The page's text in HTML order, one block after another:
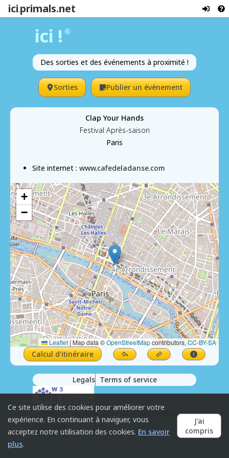
ici.primals.net
ici ! ®
Des sorties et des événements à proximité !
Sorties Publier un événement
Clap Your Hands
Festival Après-saison
Paris
Site internet : www.cafedeladanse.com
+
−
Leaflet | Map data ©OpenStreetMapcontributors,CC-BY-SA
Calcul d'itinéraire
Legals Terms of service
Ce site utilise des cookies pour améliorer votre
expérience. En continuant à naviguer, vous
acceptez notre utilisation des cookies. En savoir
plus.
J'ai
compris